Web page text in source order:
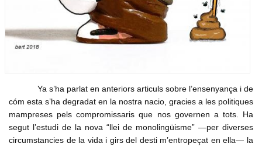
Infraestructures
Politica
Opinio
Denuncia social
ACNV
Economia
Formacio complementaria
Normes d'El Puig
Crear nou conte
Solicitar una nova contrasenya
Afilia't
Cursos IEV
Ya s’ha parlat en anteriors articuls sobre l’ensenyança i de
cóm esta s’ha degradat en la nostra nacio, gracies a les politiques
mampreses pels compromissaris que nos governen a tots. Ha
segut l’estudi de la nova “llei de monolingüisme” ―per diverses
circumstancies de la vida i girs del desti m’entropeçat en ella― la